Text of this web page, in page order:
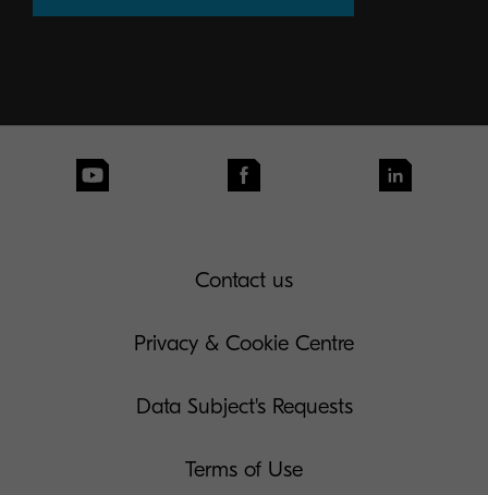
Contact us
Privacy & Cookie Centre
Data Subject's Requests
Terms of Use